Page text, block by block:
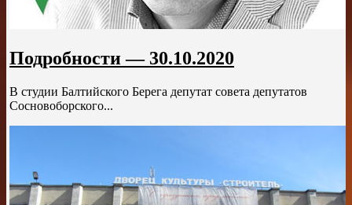
Подробности — 30.10.2020
В студии Балтийского Берега депутат совета депутатов
Сосновоборского...